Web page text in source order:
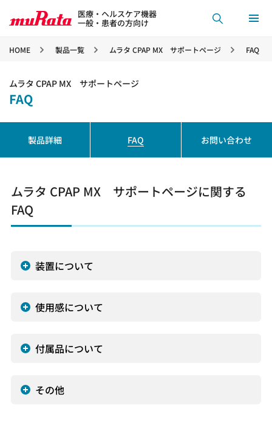
医療・ヘルスケア機器
一般・患者の方向け
HOME 製品一覧 ムラタ CPAP MX サポートページ FAQ
FAQ
ムラタ CPAP MX サポートページ
製品詳細 FAQ お問い合わせ
ムラタ CPAP MX サポートページに関する
FAQ
装置について
使用感について
付属品について
その他